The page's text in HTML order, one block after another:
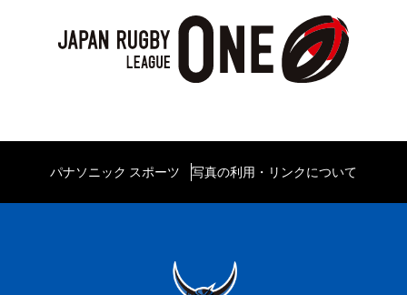
パナソニック スポーツ 写真の利用・リンクについて